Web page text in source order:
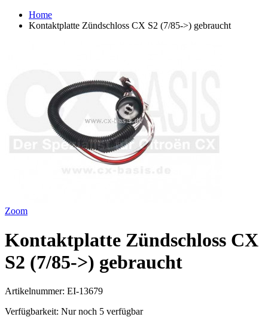
Home
Kontaktplatte Zündschloss CX S2 (7/85->) gebraucht
Zoom
Kontaktplatte Zündschloss CX
S2 (7/85->) gebraucht
Artikelnummer: EI-13679
Verfügbarkeit: Nur noch 5 verfügbar